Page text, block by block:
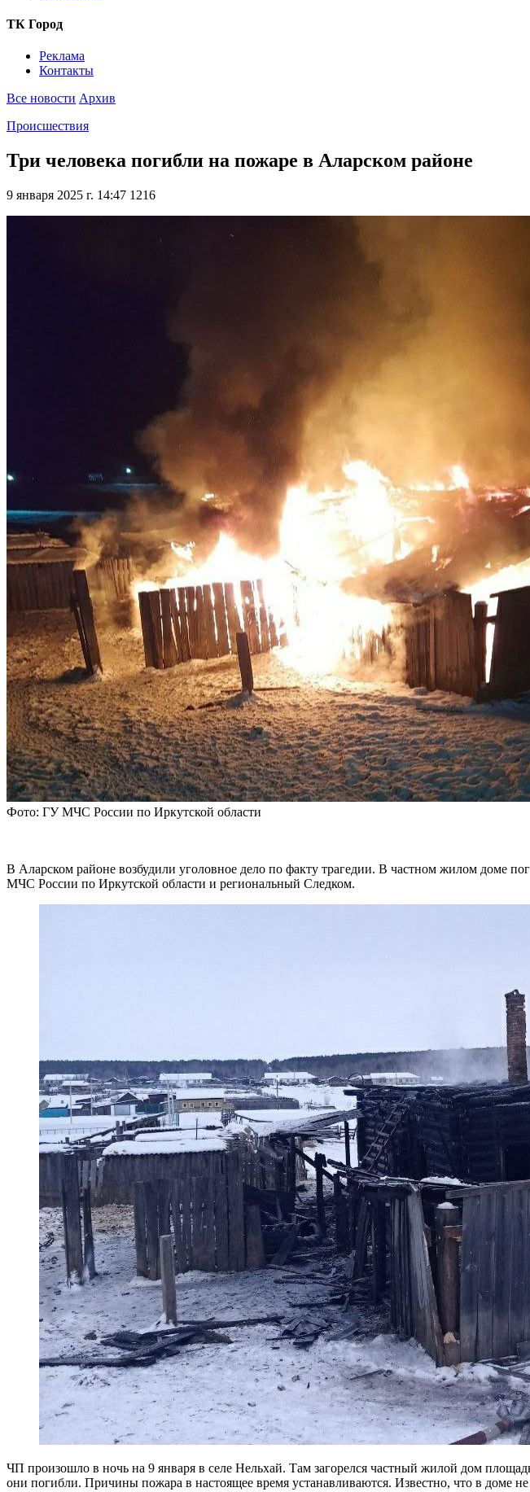
ТК Город
Реклама
Контакты
Все новости Архив
Происшествия
Три человека погибли на пожаре в Аларском районе
9 января 2025 г. 14:47 1216
Фото: ГУ МЧС России по Иркутской области
В Аларском районе возбудили уголовное дело по факту трагедии. В частном жилом доме
МЧС России по Иркутской области и региональный Следком.
ЧП произошло в ночь на 9 января в селе Нельхай. Там загорелся частный жилой дом
они погибли. Причины пожара в настоящее время устанавливаются. Известно, что в доме